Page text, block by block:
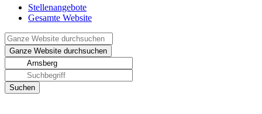
Stellenangebote
Gesamte Website